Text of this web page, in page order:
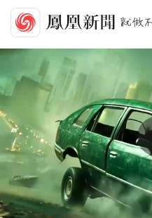
00:00